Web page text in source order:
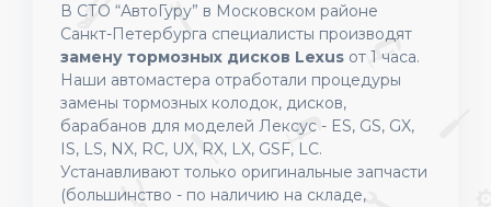
В СТО “АвтоГуру” в Московском районе
Санкт-Петербурга специалисты производят
замену тормозных дисков Lexus от 1 часа.
Наши автомастера отработали процедуры
замены тормозных колодок, дисков,
барабанов для моделей Лексус - ES, GS, GX,
IS, LS, NX, RC, UX, RX, LX, GSF, LC.
Устанавливают только оригинальные запчасти
(большинство - по наличию на складе,